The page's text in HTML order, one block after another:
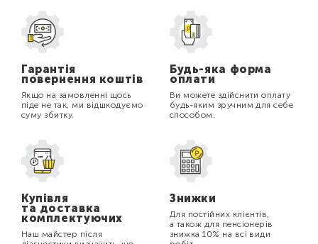
Гарантія
повернення коштів
Якщо на замовленні щось
піде не так, ми відшкодуємо
суму збитку.
Будь-яка форма
оплати
Ви можете здійснити оплату
будь-яким зручним для себе
способом.
Купівля
та доставка
комплектуючих
Наш майстер після
Знижки
Для постійних клієнтів,
а також для пенсіонерів
знижка 10% на всі види